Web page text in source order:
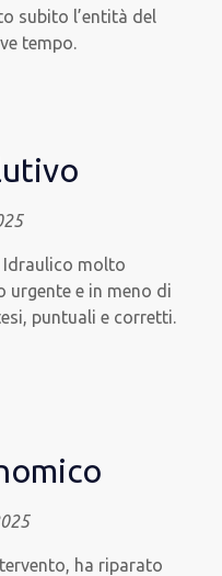
subito l’entità del
tempo.
Idraulico molto
urgente e in meno di
puntuali e corretti.
ha riparato